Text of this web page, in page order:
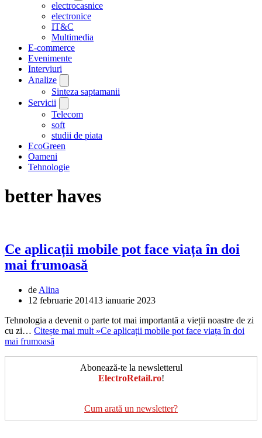
electrocasnice
electronice
IT&C
Multimedia
E-commerce
Evenimente
Interviuri
Analize
Sinteza saptamanii
Servicii
Telecom
soft
studii de piata
EcoGreen
Oameni
Tehnologie
better haves
Ce aplicații mobile pot face viața în doi
mai frumoasă
de Alina
12 februarie 201413 ianuarie 2023
Tehnologia a devenit o parte tot mai importantă a vieții noastre de zi
cu zi… Citește mai mult »Ce aplicații mobile pot face viața în doi
mai frumoasă
Abonează-te la newsletterul
ElectroRetail.ro!
Cum arată un newsletter?